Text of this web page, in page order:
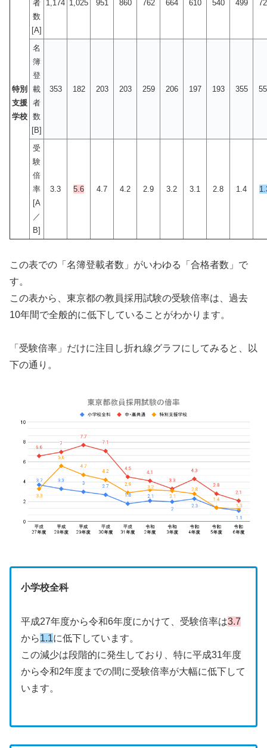
特別
支援
学校
者
数
[A]
1,174 1,025 951 860 762 664 610 540 499
名
簿
登
載
者
数
[B]
353 182 203 203 259 206 197 193 355
受
験
倍
率
[A
／
B]
3.3 5.6 4.7 4.2 2.9 3.2 3.1 2.8 1.4
この表での「名簿登載者数」がいわゆる「合格者数」で
す。
この表から、東京都の教員採用試験の受験倍率は、過去
10年間で全般的に低下していることがわかります。
「受験倍率」だけに注目し折れ線グラフにしてみると、以
下の通り。
小学校全科
平成27年度から令和6年度にかけて、受験倍率は3.7
から1.1に低下しています。
この減少は段階的に発生しており、特に平成31年度
から令和2年度までの間に受験倍率が大幅に低下して
います。